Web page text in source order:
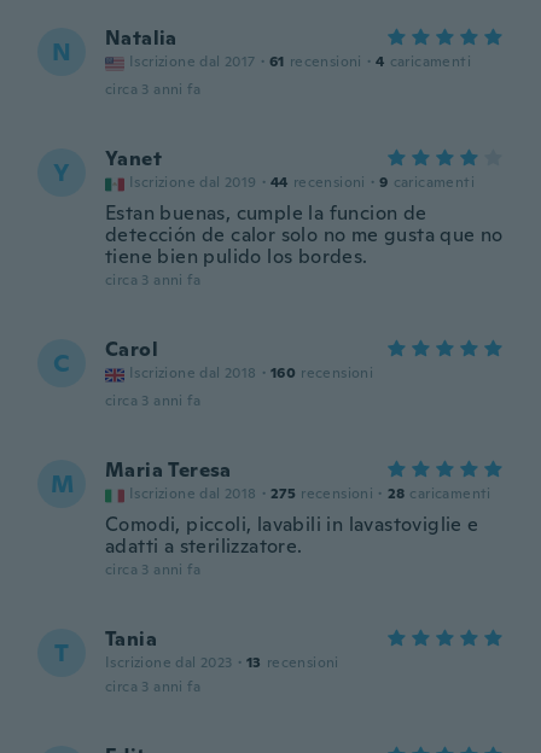
N Natalia
Iscrizione dal 2017 · 61 recensioni · 4 caricamenti
circa 3 anni fa
Y Yanet
Iscrizione dal 2019 · 44 recensioni · 9 caricamenti
Estan buenas, cumple la funcion de
detección de calor solo no me gusta que no
tiene bien pulido los bordes.
circa 3 anni fa
C Carol
Iscrizione dal 2018 · 160 recensioni
circa 3 anni fa
M Maria Teresa
Iscrizione dal 2018 · 275 recensioni · 28 caricamenti
Comodi, piccoli, lavabili in lavastoviglie e
adatti a sterilizzatore.
circa 3 anni fa
T Tania
Iscrizione dal 2023 · 13 recensioni
circa 3 anni fa